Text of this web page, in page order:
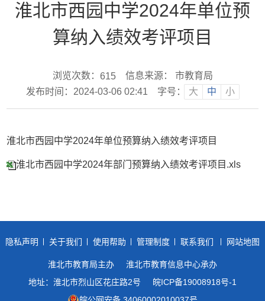
淮北市西园中学2024年单位预
算纳入绩效考评项目
浏览次数： 615
信息来源： 市教育局
发布时间：2024-03-06 02:41
字号： 大 中 小
淮北市西园中学2024年单位预算纳入绩效考评项目
淮北市西园中学2024年部门预算纳入绩效考评项目.xls
隐私声明 关于我们 使用帮助 管理制度 联系我们 网站地图
淮北市教育局主办
淮北市教育信息中心承办
地址：淮北市烈山区花庄路2号
皖ICP备19008918号-1